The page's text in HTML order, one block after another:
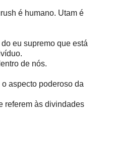
é humano. Utam é
eu supremo que está
de nós.
aspecto poderoso da
referem às divindades